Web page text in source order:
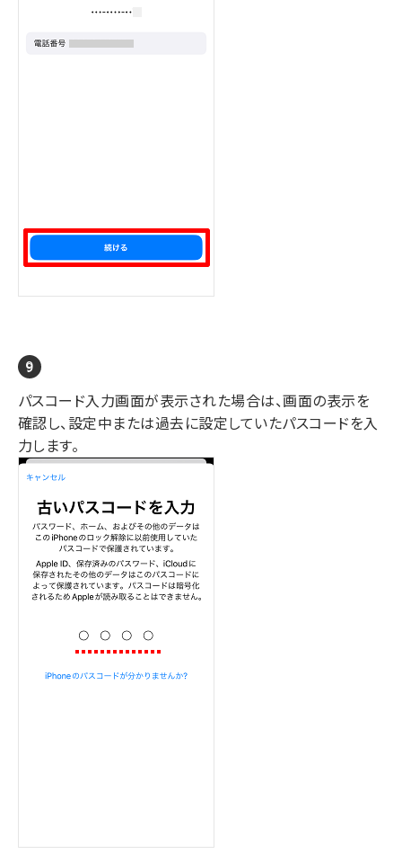
パスコード入力画面が表示された場合は、画面の表示を
確認し、設定中または過去に設定していたパスコードを入
力します。